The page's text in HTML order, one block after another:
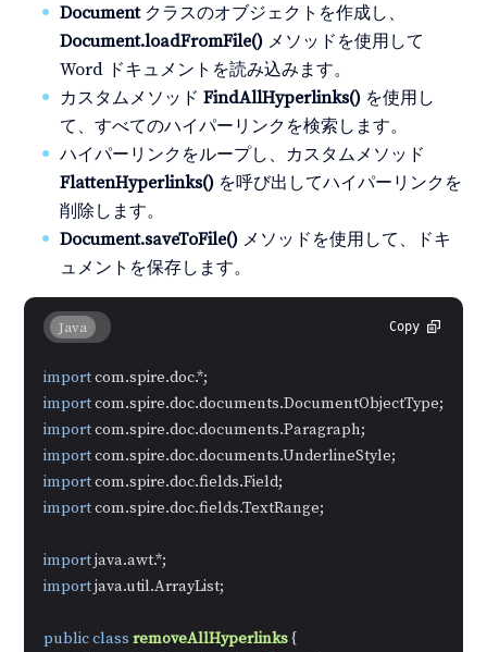
Documentクラスのオブジェクトを作成し、
Document.loadFromFile() メソッドを使用して
Word ドキュメントを読み込みます。
カスタムメソッドFindAllHyperlinks() を使用し
て、すべてのハイパーリンクを検索します。
ハイパーリンクをループし、カスタムメソッド
FlattenHyperlinks() を呼び出してハイパーリンクを
削除します。
Document.saveToFile() メソッドを使用して、ドキ
ュメントを保存します。
Java Copy
import
import
import
import
import
import com.spire.doc.fields.TextRange;
import
import java.util.ArrayList;
publicclass removeAllHyperlinks {